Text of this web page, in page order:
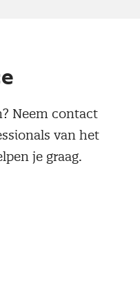
Neem contact
van het
je graag.